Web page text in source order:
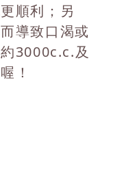
順利；另
導致口渴或
3000c.c.及
！